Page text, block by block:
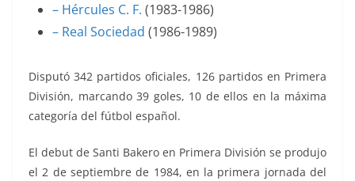
– Hércules C. F. (1983-1986)
– Real Sociedad (1986-1989)
Disputó 342 partidos oficiales, 126 partidos en Primera
División, marcando 39 goles, 10 de ellos en la máxima
categoría del fútbol español.
El debut de Santi Bakero en Primera División se produjo
el 2 de septiembre de 1984, en la primera jornada del